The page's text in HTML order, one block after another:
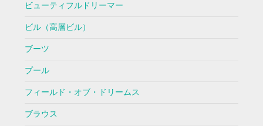
ビューティフルドリーマー
ビル（高層ビル）
ブーツ
プール
フィールド・オブ・ドリームス
ブラウス